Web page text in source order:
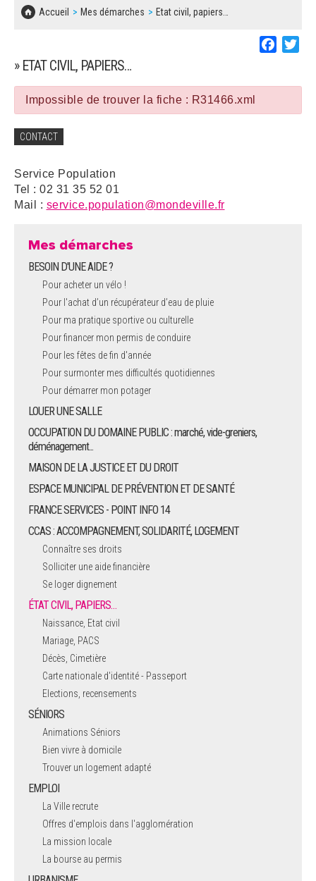
Accueil Mes démarches Etat civil, papiers…
» ETAT CIVIL, PAPIERS…
Impossible de trouver la fiche : R31466.xml
CONTACT
Service Population
Tel : 02 31 35 52 01
Mail : service.population@mondeville.fr
Mes démarches
BESOIN D'UNE AIDE ?
Pour acheter un vélo !
Pour l'achat d’un récupérateur d’eau de pluie
Pour ma pratique sportive ou culturelle
Pour financer mon permis de conduire
Pour les fêtes de fin d'année
Pour surmonter mes difficultés quotidiennes
Pour démarrer mon potager
LOUER UNE SALLE
OCCUPATION DU DOMAINE PUBLIC : marché, vide-greniers,
déménagement...
MAISON DE LA JUSTICE ET DU DROIT
ESPACE MUNICIPAL DE PRÉVENTION ET DE SANTÉ
FRANCE SERVICES - POINT INFO 14
CCAS : ACCOMPAGNEMENT, SOLIDARITÉ, LOGEMENT
Connaître ses droits
Solliciter une aide financière
Se loger dignement
ÉTAT CIVIL, PAPIERS…
Naissance, Etat civil
Mariage, PACS
Décès, Cimetière
Carte nationale d'identité - Passeport
Elections, recensements
SÉNIORS
Animations Séniors
Bien vivre à domicile
Trouver un logement adapté
EMPLOI
La Ville recrute
Offres d'emplois dans l'agglomération
La mission locale
La bourse au permis
CONCERTATIONS PUBLIQUES
SOLIDARITÉ, LOGEMENT
EMPLOI
URBANISME
POLICE MUNICIPALE
BESOIN D'UNE AIDE ?
LES ASSOCIATIONS
MARCHÉS PUBLICS
SUR LES RISQUES MAJEURS
REGLEMENT LOCAL DE PUBLICITÉ
DECLARATION DE DEMARCHAGE
DOSSIER DE DEMANDE DE SUBVENTION
DEMANDE DE PRÊT DE MATERIEL
FICHE D'ORGANISATION MANIFESTATION
PLAN D'ACTION MUNICIPAL
ARRÊTÉS MUNICIPAUX